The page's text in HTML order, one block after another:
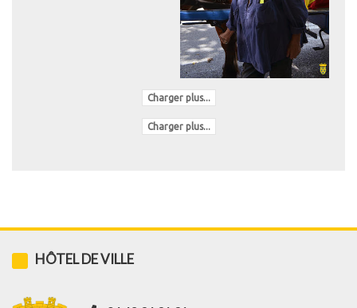
Charger plus...
Charger plus...
HÔTEL DE VILLE